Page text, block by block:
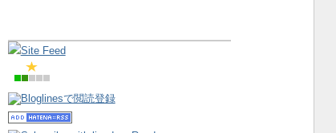
Site Feed